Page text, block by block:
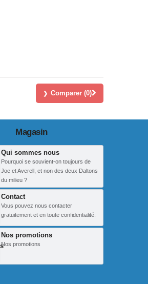
Comparer (0)
Magasin
Qui sommes nous
Pourquoi se souvient-on toujours de
Joe et Averell, et non des deux Daltons
du milieu ?
Contact
Vous pouvez nous contacter
gratuitement et en toute confidentialité.
Nos promotions
Nos promotions